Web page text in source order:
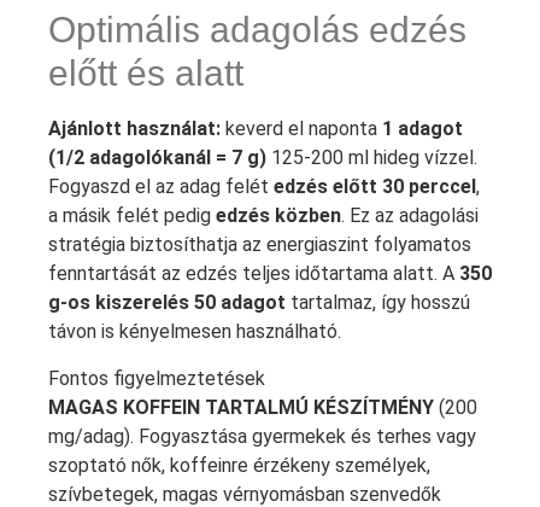
Optimális adagolás edzés
előtt és alatt
Ajánlott használat: keverd el naponta 1 adagot
(1/2 adagolókanál = 7 g) 125-200 ml hideg vízzel.
Fogyaszd el az adag felét edzés előtt 30 perccel ,
a másik felét pedig edzés közben. Ez az adagolási
stratégia biztosíthatja az energiaszint folyamatos
fenntartását az edzés teljes időtartama alatt. A 350
g-os kiszerelés 50 adagot tartalmaz, így hosszú
távon is kényelmesen használható.
Fontos figyelmeztetések
MAGAS KOFFEIN TARTALMÚ KÉSZÍTMÉNY (200
mg/adag). Fogyasztása gyermekek és terhes vagy
szoptató nők, koffeinre érzékeny személyek,
szívbetegek, magas vérnyomásban szenvedők